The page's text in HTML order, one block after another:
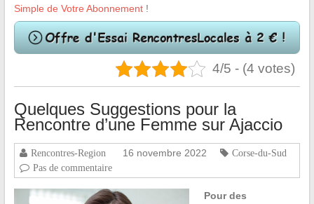
Simple de Votre Abonnement!
4/5 - (4 votes)
Quelques Suggestions pour la
Rencontre d’une Femme sur Ajaccio
Rencontres-Region 16 novembre 2022
Corse-du-Sud
Pas de commentaire
Pour des